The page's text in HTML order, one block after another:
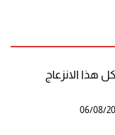
هذا الانزعاج
06/08/